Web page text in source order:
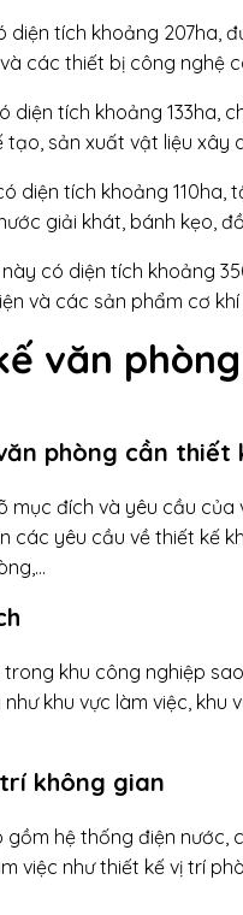
diện tích khoảng
các thiết bị công nghệ
diện tích khoảng
sản xuất vật liệu xây
diện tích khoảng
giải khát, bánh kẹo,
này có diện tích khoảng
và các sản phẩm cơ
văn
phòng cần thiết
mục đích và yêu cầu
các yêu cầu về thiết kế
khu công nghiệp
khu vực làm việc, khu
không gian
hệ thống điện
việc như thiết kế vị trí